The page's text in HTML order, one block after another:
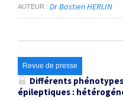
AUTEUR Dr Bastien HERLIN
Revue de presse
Différents
épileptiques :